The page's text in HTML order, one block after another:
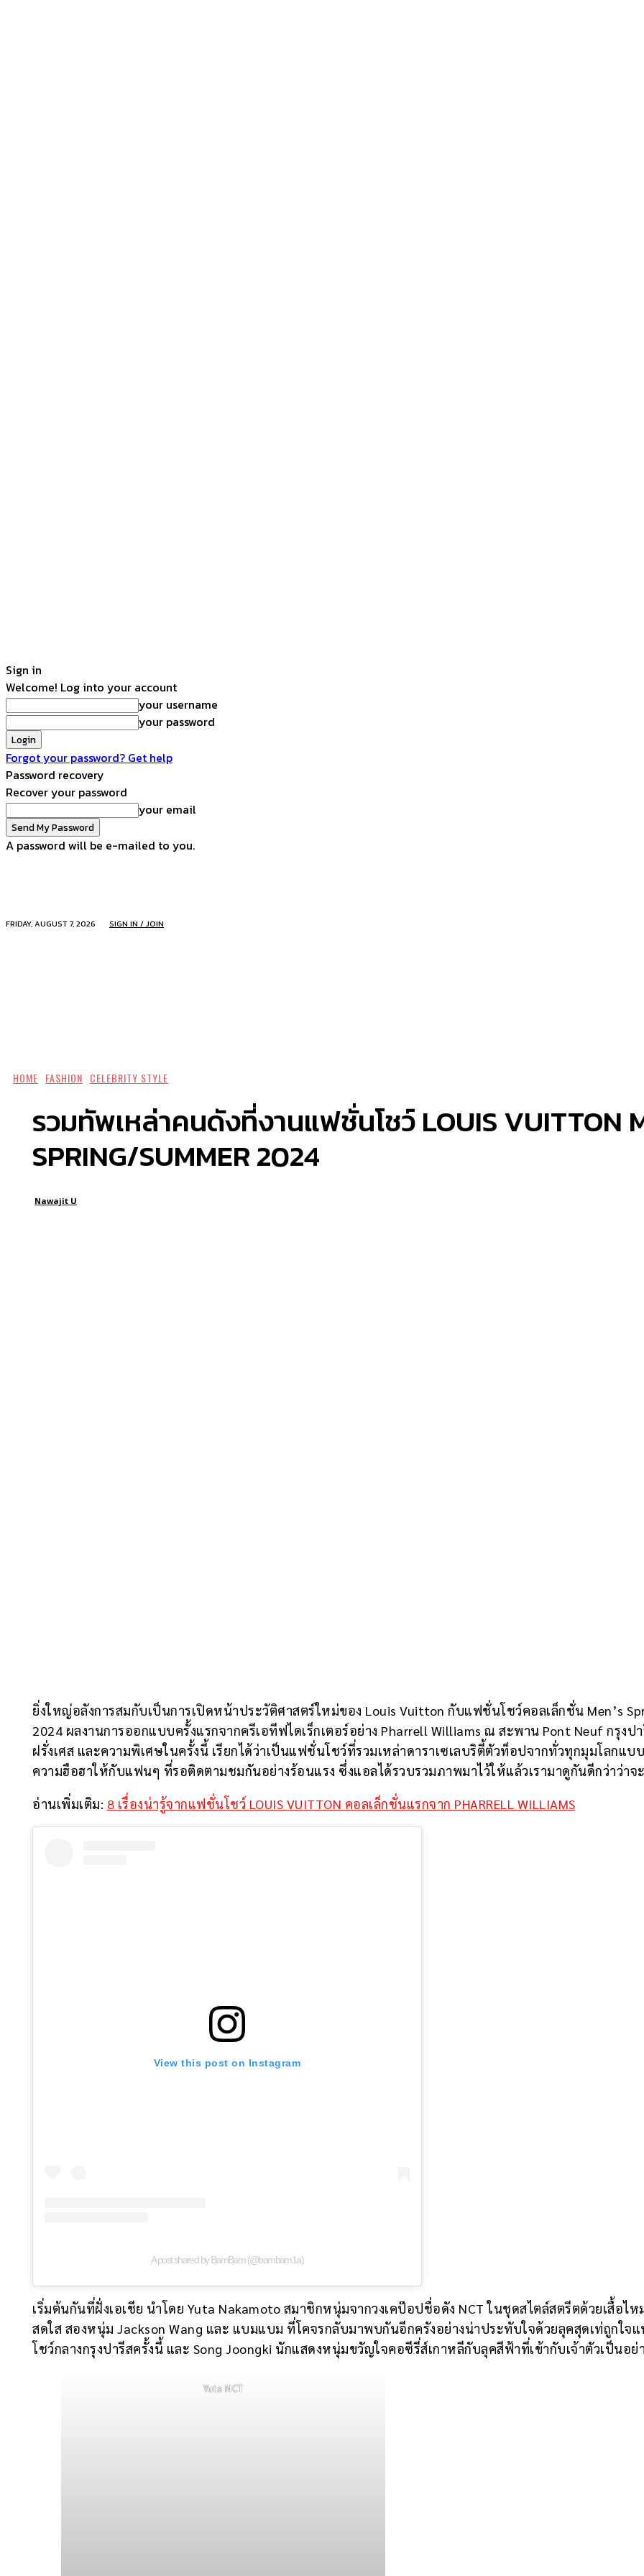
Sign in
Welcome! Log into your account
your username
your password
Forgot your password? Get help
Password recovery
Recover your password
your email
A password will be e-mailed to you.
FRIDAY, AUGUST 7, 2026 SIGN IN / JOIN
HOME FASHION CELEBRITY STYLE
รวมทัพเหล่าคนดังที่งานแฟชั่นโชว์ LOUIS VUITTON
SPRING/SUMMER 2024
Nawajit U
ยิ่งใหญ่อลังการสมกับเป็นการเปิดหน้าประวัติศาสตร์ใหม่ของ Louis Vuitton กับแฟชั่นโชว์คอลเล็กชั่น Men’s
2024 ผลงานการออกแบบครั้งแรกจากครีเอทีฟไดเร็กเตอร์อย่าง Pharrell Williams ณ สะพาน Pont Neuf กรุงป
ฝรั่งเศส และความพิเศษในครั้งนี้ เรียกได้ว่าเป็นแฟชั่นโชว์ที่รวมเหล่าดาราเซเลบริตี้ตัวท็อปจากทั่วทุกมุมโลกแบ
ความฮือฮาให้กับแฟนๆ ที่รอติดตามชมกันอย่างร้อนแรง ซึ่งแอลได้รวบรวมภาพมาไว้ให้แล้วเรามาดูกันดีกว่าว่าจ
อ่านเพิ่มเติม: 8 เรื่องน่ารู้จากแฟชั่นโชว์ LOUIS VUITTON คอลเล็กชั่นแรกจาก PHARRELL WILLIAMS
View this post on Instagram
A post shared by BamBam (@bambam1a)
เริ่มต้นกันที่ฝั่งเอเชีย นำโดย Yuta Nakamoto สมาชิกหนุ่มจากวงเคป๊อปชื่อดัง NCT ในชุดสไตล์สตรีตด้วยเสื้อไ
สดใส สองหนุ่ม Jackson Wang และ แบมแบม ที่โคจรกลับมาพบกันอีกครังอย่างน่าประทับใจด้วยลุคสุดเท่ถูกใ
โชว์กลางกรุงปารีสครั้งนี้ และ Song Joongki นักแสดงหนุ่มขวัญใจคอซีรี่ส์เกาหลีกับลุคสีฟ้าที่เข้ากับเจ้าตัวเป็นอย่
Yuta NCT